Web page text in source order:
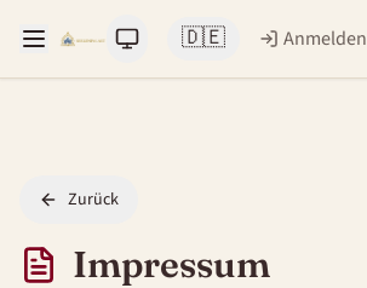
🇩🇪 Anmelden
Zurück
Impressum